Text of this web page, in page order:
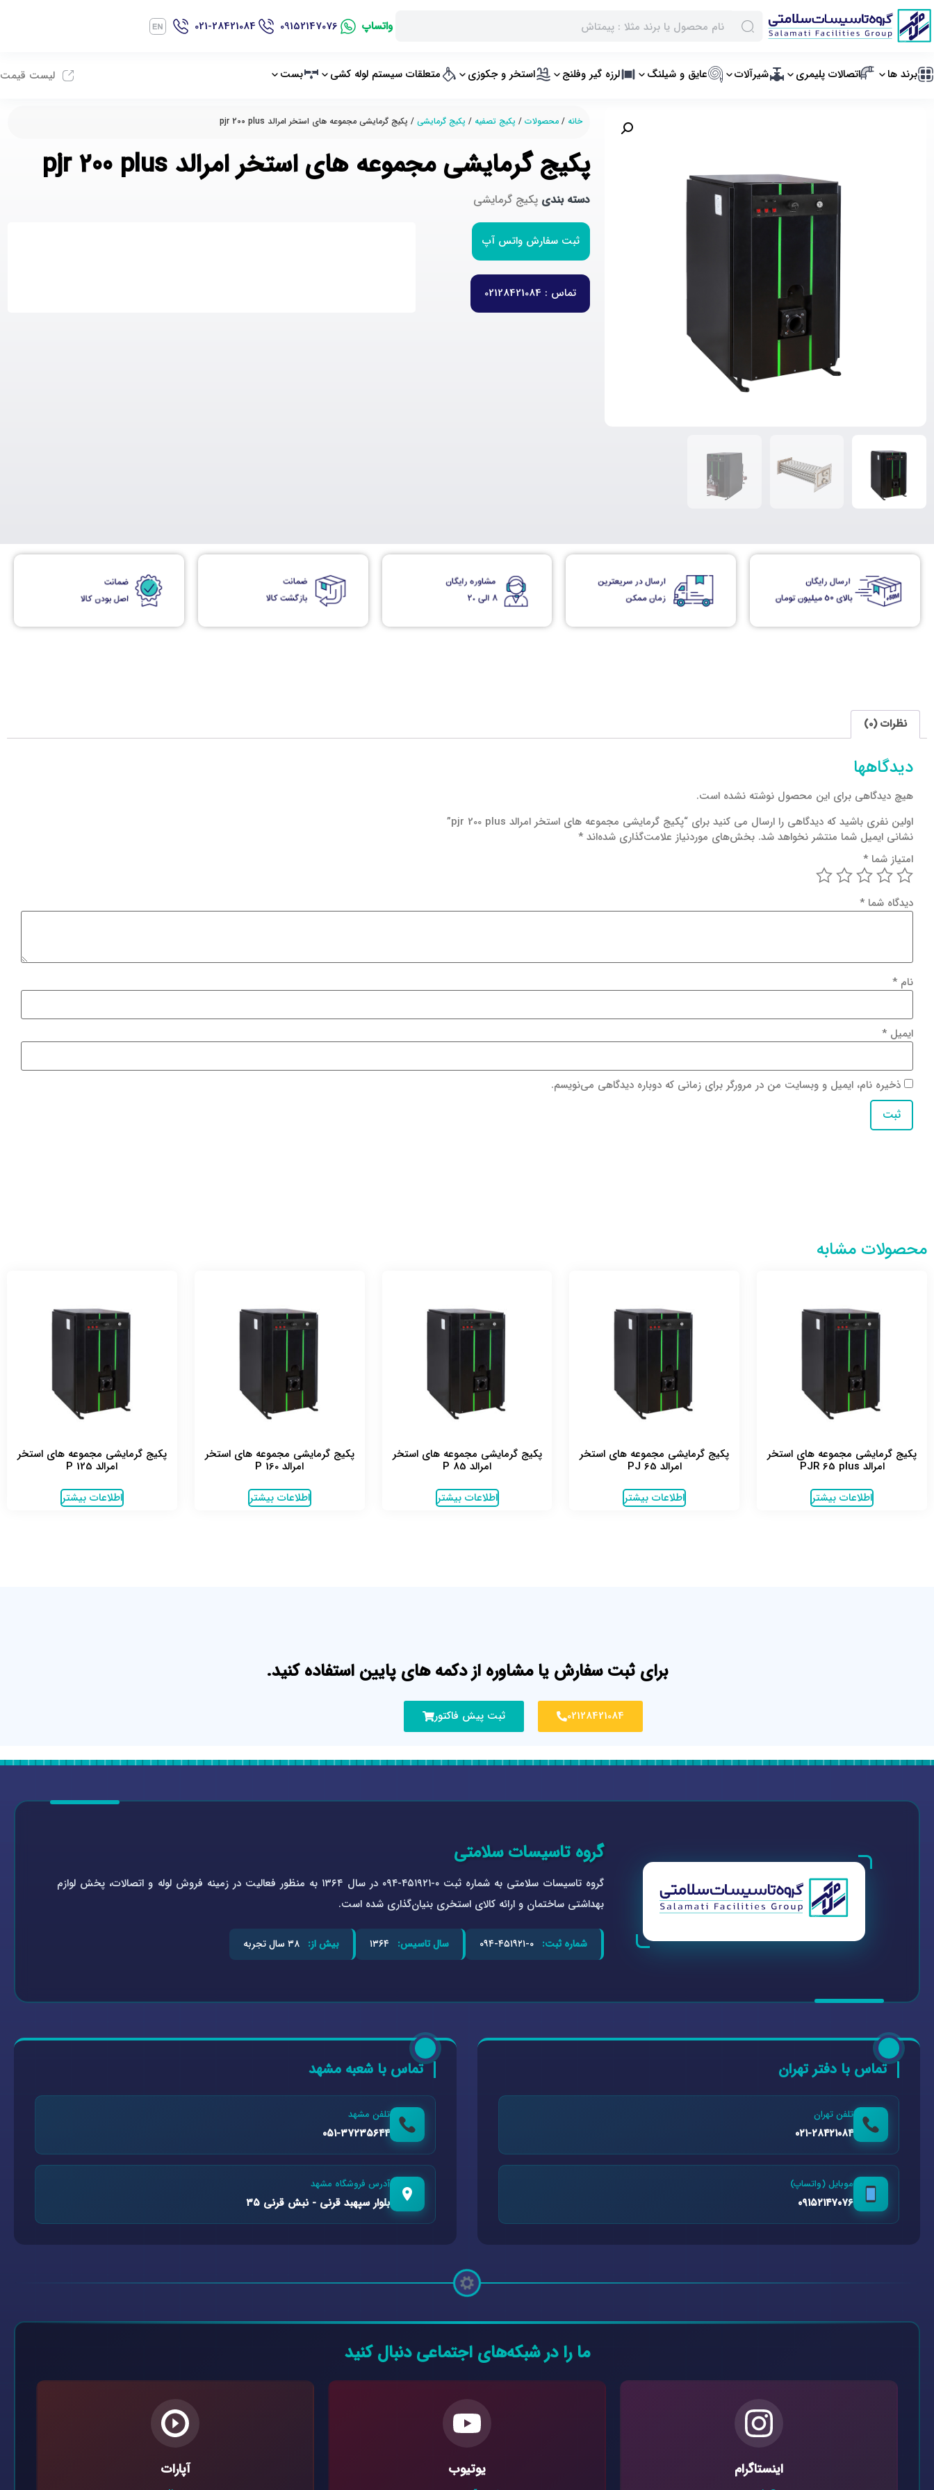
واتساپ 021-28421084 09152147076
برند ها اتصالات پلیمری شیرآلات عایق و شیلنگ لرزه گیر وفلنج استخر و جکوزی متعلقات سیستم لوله کشی بست لیست قیمت
خانه / محصولات/ پکیج تصفیه / پکیج گرمایشی/ پکیج گرمایشی مجموعه های استخر امرالد pjr 200 plus
پکیج گرمایشی مجموعه های استخر امرالد pjr 200 plus
دسته بندی پکیج گرمایشی
ثبت سفارش واتس آپ
تماس : 02128421084
نظرات (0)
دیدگاهها
هیچ دیدگاهی برای این محصول نوشته نشده است.
اولین نفری باشید که دیدگاهی را ارسال می کنید برای “پکیج گرمایشی مجموعه های استخر امرالد pjr 200 plus”
نشانی ایمیل شما منتشر نخواهد شد. بخش‌های موردنیاز علامت‌گذاری شده‌اند *
امتیاز شما *
دیدگاه شما *
نام *
ایمیل *
ذخیره نام، ایمیل و وبسایت من در مرورگر برای زمانی که دوباره دیدگاهی می‌نویسم.
محصولات مشابه
پکیج گرمایشی مجموعه های استخر
امرالد PJR 65 plus
اطلاعات بیشتر
پکیج گرمایشی مجموعه های استخر
امرالد PJ 65
اطلاعات بیشتر
پکیج گرمایشی مجموعه های استخر
امرالد P 85
اطلاعات بیشتر
پکیج گرمایشی مجموعه های استخر
امرالد P 160
اطلاعات بیشتر
پکیج گرمایشی مجموعه های استخر
امرالد P 125
اطلاعات بیشتر
برای ثبت سفارش یا مشاوره از دکمه های پایین استفاده کنید.
02128421084 ثبت پیش فاکتور
گروه تاسیسات سلامتی
گروه تاسیسات سلامتی به شماره ثبت ۰-۴۵۱۹۲۱-۰۹۴ در سال ۱۳۶۴ به منظور فعالیت در زمینه فروش لوله و اتصالات، پخش لوازم
بهداشتی ساختمان و ارائه کالای استخری بنیان‌گذاری شده است.
شماره ثبت: ۰-۴۵۱۹۲۱-۰۹۴ سال تاسیس: بیش از: ۳۸ سال تجربه
تماس با دفتر تهران
تلفن تهران
۰۲۱-۲۸۴۲۱۰۸۴
موبایل (واتساپ)
۰۹۱۵۲۱۴۷۰۷۶
تماس با شعبه مشهد
تلفن مشهد
۰۵۱-۳۷۲۳۵۶۴۴
آدرس فروشگاه مشهد
بلوار سپهبد قرنی - نبش قرنی ۳۵
ما را در شبکه‌های اجتماعی دنبال کنید
اینستاگرام یوتیوب آپارات